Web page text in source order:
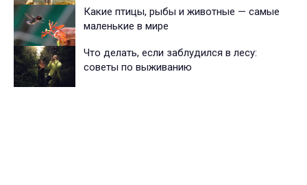
Какие птицы, рыбы и животные — самые
маленькие в мире
Что делать, если заблудился в лесу:
советы по выживанию